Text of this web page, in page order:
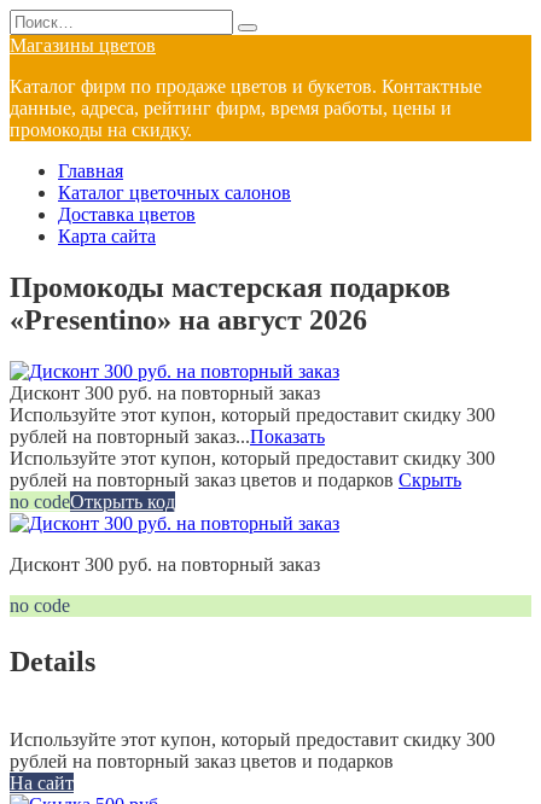
Перейти
к
содержанию
Search
for:
Магазины цветов
Каталог фирм по продаже цветов и букетов. Контактные
данные, адреса, рейтинг фирм, время работы, цены и
промокоды на скидку.
Главная
Каталог цветочных салонов
Доставка цветов
Карта сайта
Промокоды мастерская подарков
«Presentino» на август 2026
Дисконт 300 руб. на повторный заказ
Используйте этот купон, который предоставит скидку 300
рублей на повторный заказ...Показать
Используйте этот купон, который предоставит скидку 300
рублей на повторный заказ цветов и подарков Скрыть
no codeОткрыть код
Дисконт 300 руб. на повторный заказ
no code
Details
Используйте этот купон, который предоставит скидку 300
рублей на повторный заказ цветов и подарков
На сайт